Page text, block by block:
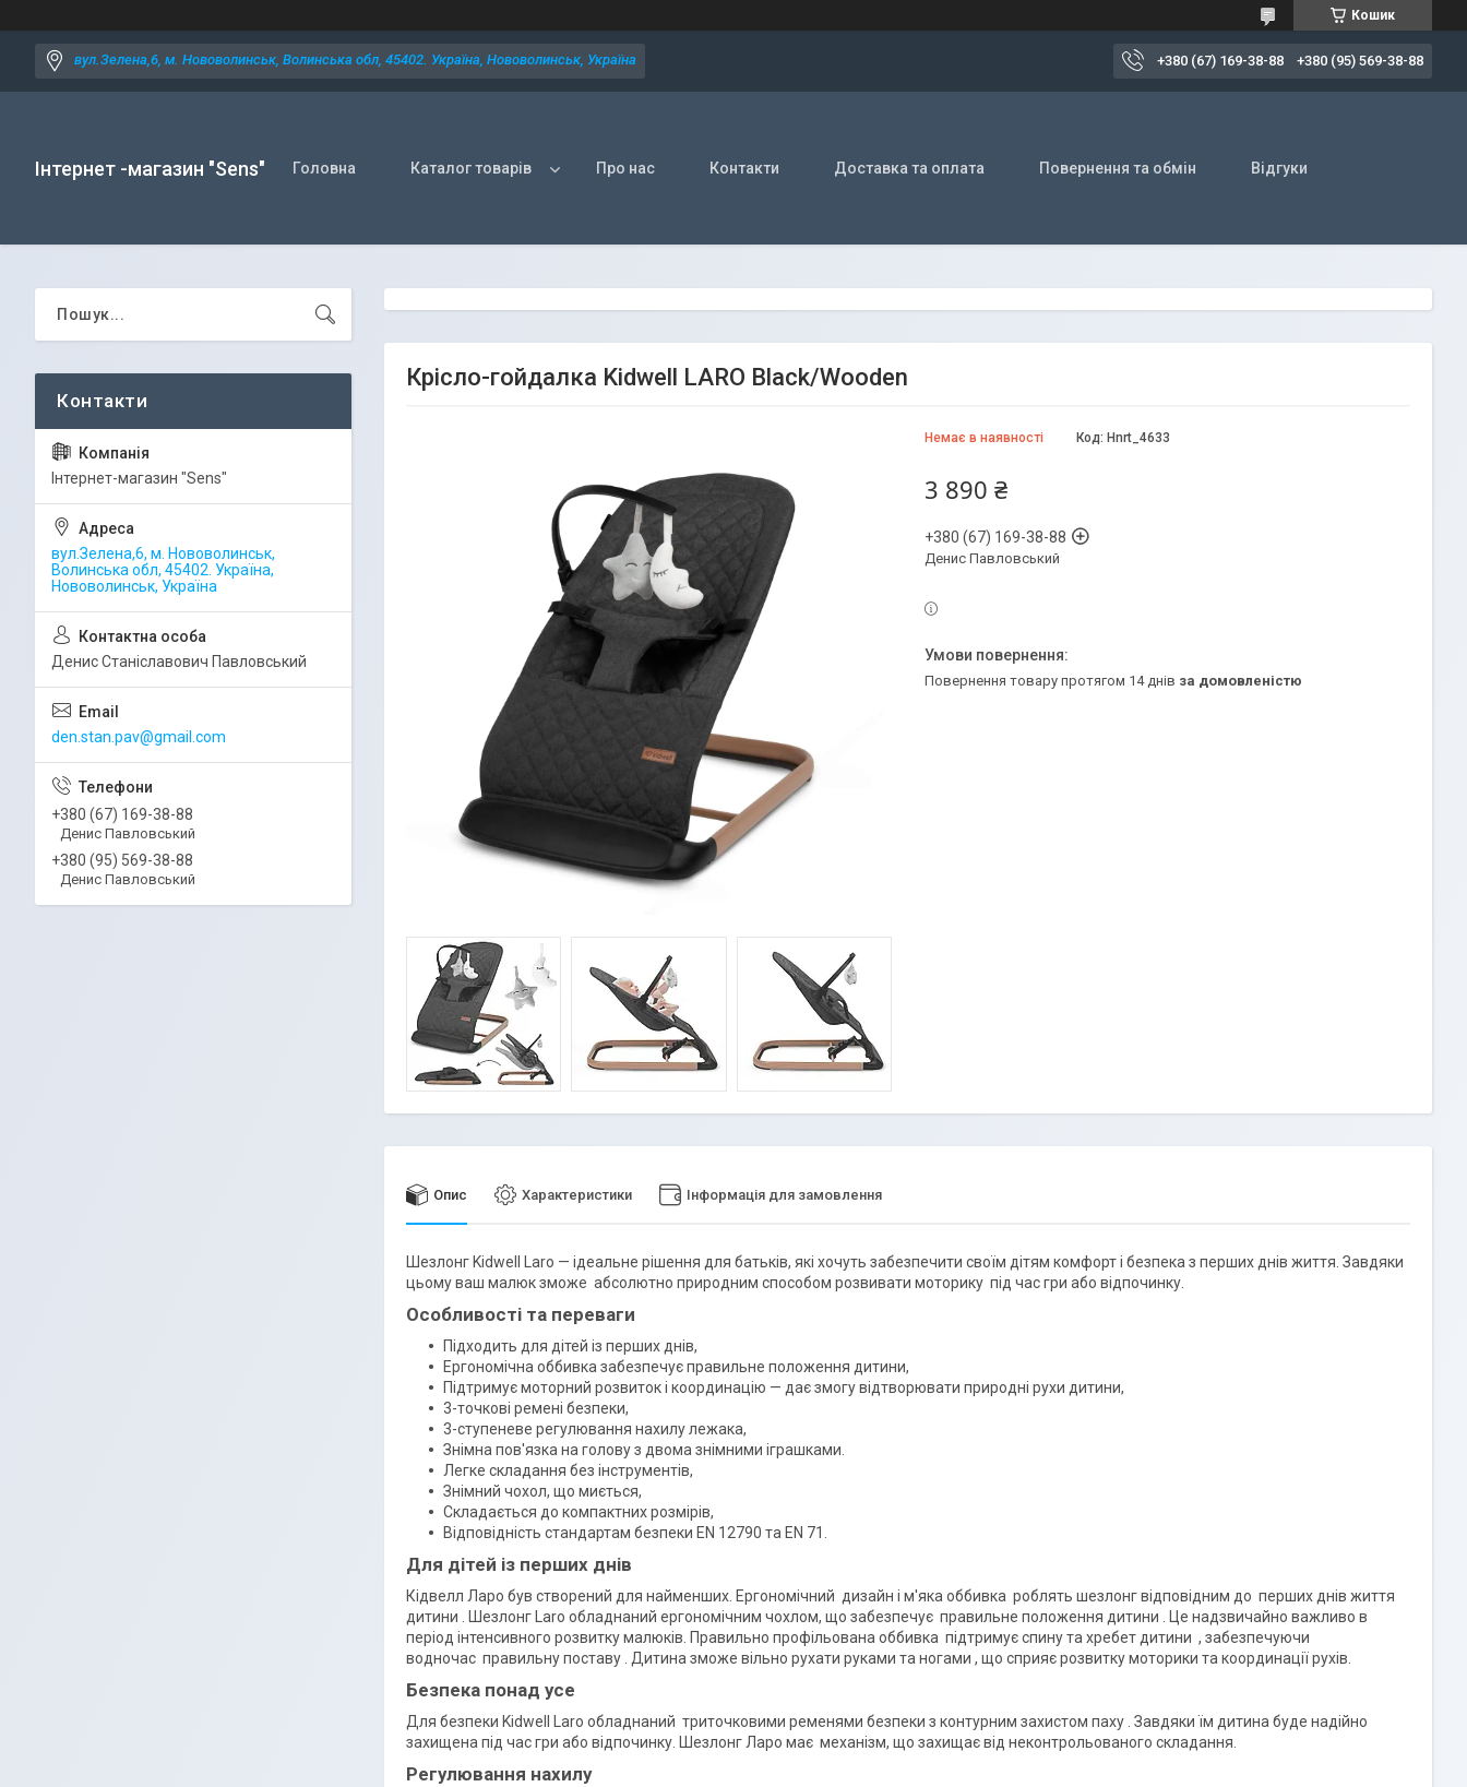
Кошик
вул.Зелена,6, м. Нововолинськ, Волинська обл, 45402. Україна, Нововолинськ, Україна +380 (67) 169-38-88 +380 (95) 569-38-88
Інтернет -магазин "Sens" Головна Каталог товарів Про нас Контакти Доставка та оплата Повернення та обмін Відгуки
Крісло-гойдалка Kidwell LARO Black/Wooden
Немає в наявності Код: Hnrt_4633
3 890 ₴
+380 (67) 169-38-88
Денис Павловський
повернення товару протягом 14 днів за домовленістю
Опис Характеристики Інформація для замовлення
Шезлонг Kidwell Laro — ідеальне рішення для батьків, які хочуть забезпечити своїм дітям комфорт і безпека з перших днів життя. Завдяки
цьому ваш малюк зможе абсолютно природним способом розвивати моторику під час гри або відпочинку.
Особливості та переваги
Підходить для дітей із перших днів,
Ергономічна оббивка забезпечує правильне положення дитини,
Підтримує моторний розвиток і координацію — дає змогу відтворювати природні рухи дитини,
3-точкові ремені безпеки,
3-ступеневе регулювання нахилу лежака,
Знімна пов'язка на голову з двома знімними іграшками.
Легке складання без інструментів,
Знімний чохол, що миється,
Складається до компактних розмірів,
Відповідність стандартам безпеки EN 12790 та EN 71.
Для дітей із перших днів
Кідвелл Ларо був створений для найменших. Ергономічний дизайн і м'яка оббивка роблять шезлонг відповідним до перших днів життя
дитини . Шезлонг Laro обладнаний ергономічним чохлом, що забезпечує правильне положення дитини . Це надзвичайно важливо в
період інтенсивного розвитку малюків. Правильно профільована оббивка підтримує спину та хребет дитини , забезпечуючи
водночас правильну поставу . Дитина зможе вільно рухати руками та ногами , що сприяє розвитку моторики та координації рухів.
Безпека понад усе
Для безпеки Kidwell Laro обладнаний триточковими ременями безпеки з контурним захистом паху . Завдяки їм дитина буде надійно
захищена під час гри або відпочинку. Шезлонг Ларо має механізм, що захищає від неконтрольованого складання.
Регулювання нахилу
Iнтернет-магазин "Sens"
вул.Зелена,6, м. Нововолинськ,
Волинська обл, 45402. Україна,
Нововолинськ, Україна
Денис Станіславович Павловський
den.stan.pav@gmail.com
+380 (67) 169-38-88
Денис Павловський
+380 (95) 569-38-88
Денис Павловський